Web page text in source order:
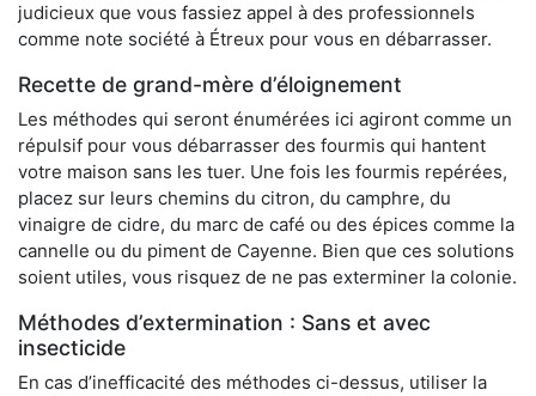
judicieux que vous fassiez appel à des professionnels
comme note société à Étreux pour vous en débarrasser.
Recette de grand-mère d’éloignement
Les méthodes qui seront énumérées ici agiront comme un
répulsif pour vous débarrasser des fourmis qui hantent
votre maison sans les tuer. Une fois les fourmis repérées,
placez sur leurs chemins du citron, du camphre, du
vinaigre de cidre, du marc de café ou des épices comme la
cannelle ou du piment de Cayenne. Bien que ces solutions
soient utiles, vous risquez de ne pas exterminer la colonie.
Méthodes d’extermination : Sans et avec
insecticide
En cas d’inefficacité des méthodes ci-dessus, utiliser la